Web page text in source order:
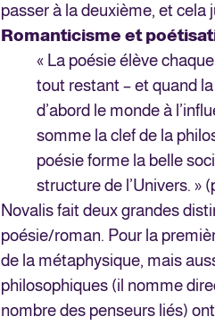
passer à la deuxième, et cela
Romanticisme et
« La poésie élève
tout restant – et quand
d’abord le monde à
somme la clef de la
poésie forme la belle
structure de l’Univers. »
Novalis fait deux grandes
poésie/roman. Pour la
de la métaphysique, mais
philosophiques (il nomme
nombre des penseurs liés)